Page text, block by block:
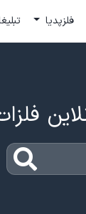
فلزپدیا